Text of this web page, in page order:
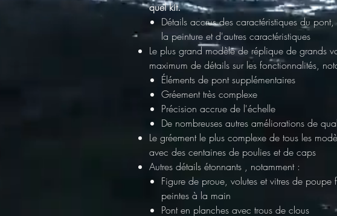
quel kit.
Détails accrus des caractéristiques du
la peinture et d'autres caractéristiques
Le plus grand modèle de réplique de grands
maximum de détails sur les fonctionnalités,
Éléments de pont supplémentaires
Gréement très complexe
Précision accrue de l'échelle
De nombreuses autres améliorations de
Le gréement le plus complexe de tous les
avec des centaines de poulies et de caps
Autres détails étonnants , notamment :
Figure de proue, volutes et vitres de poupe
peintes à la main
Pont en planches avec trous de clous